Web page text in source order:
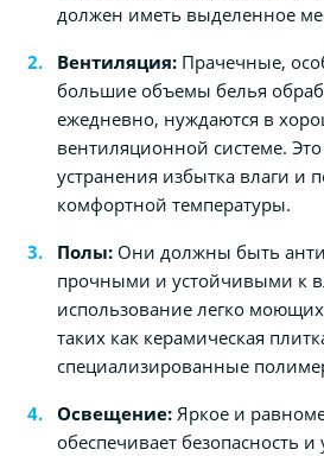
должен иметь выделенное
Вентиляция: Прачечные,
большие объемы белья
ежедневно, нуждаются в
вентиляционной системе.
устранения избытка влаги и
комфортной температуры.
Полы: Они должны быть
прочными и устойчивыми к
использование легко
таких как керамическая
специализированные
Освещение: Яркое и
обеспечивает безопасность